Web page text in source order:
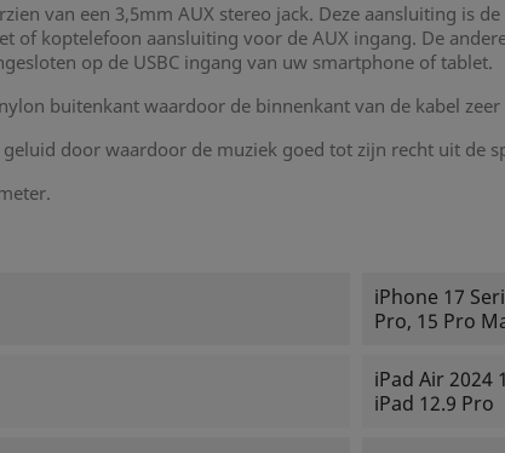
van een 3,5mm AUX stereo jack. Deze aansluiting is
of koptelefoon aansluiting voor de AUX ingang. De
op de USBC ingang van uw smartphone of tablet.
buitenkant waardoor de binnenkant van de kabel
door waardoor de muziek goed tot zijn recht uit de
iPhone 17
Pro, 15 Pro
iPad Air 2024
iPad 12.9 Pro